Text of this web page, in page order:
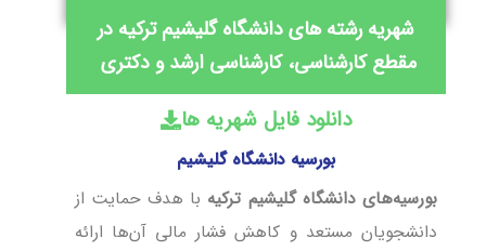
شهریه رشته های دانشگاه گلیشیم ترکیه در
مقطع کارشناسی، کارشناسی ارشد و دکتری
دانلود فایل شهریه ها
بورسیه دانشگاه گلیشیم
بورسیه‌های دانشگاه گلیشیم ترکیه با هدف حمایت از
دانشجویان مستعد و کاهش فشار مالی آن‌ها ارائه